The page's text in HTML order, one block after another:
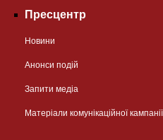
Пресцентр
Новини
Анонси подій
Запити медіа
Матеріали комунікаційної